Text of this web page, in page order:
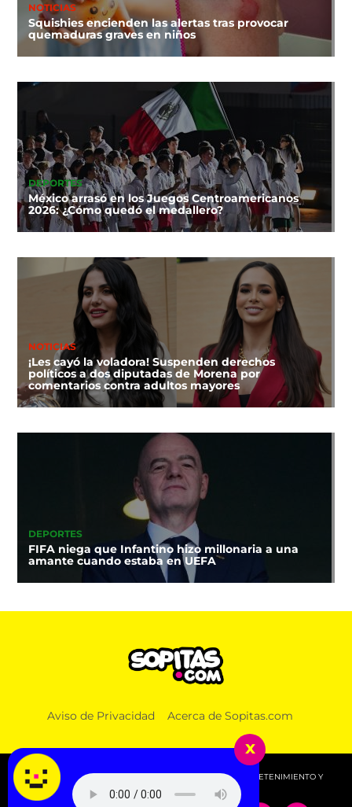
NOTICIAS
Squishies encienden las alertas tras provocar
quemaduras graves en niños
DEPORTES
México arrasó en los Juegos Centroamericanos
2026: ¿Cómo quedó el medallero?
NOTICIAS
¡Les cayó la voladora! Suspenden derechos
políticos a dos diputadas de Morena por
comentarios contra adultos mayores
DEPORTES
FIFA niega que Infantino hizo millonaria a una
amante cuando estaba en UEFA
Aviso de Privacidad Acerca de Sopitas.com
© 2026 SOPITAS.COM - MÚSICA, NOTICIAS, DEPORTES, ENTRETENIMIENTO Y
MÁS!.
x